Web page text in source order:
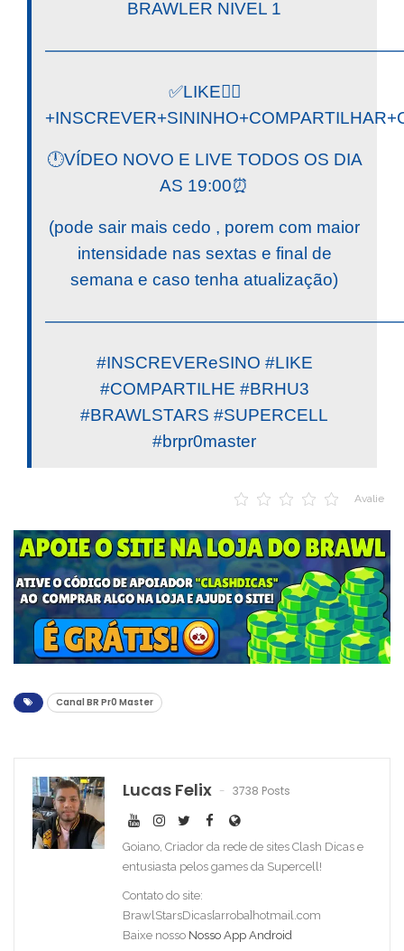
BRAWLER NIVEL 1
✅LIKE👍🏼
🕛VÍDEO NOVO E LIVE TODOS OS DIA
AS 19:00⏰
(pode sair mais cedo , porem com maior
intensidade nas sextas e final de
semana e caso tenha atualização)
#INSCREVEReSINO #LIKE
#COMPARTILHE #BRHU3
#BRAWLSTARS #SUPERCELL
#brpr0master
Avalie
Canal BR Pr0 Master
Lucas Felix 3738 Posts
Goiano, Criador da rede de sites Clash Dicas e
entusiasta pelos games da Supercell!
Contato do site:
BrawlStarsDicas[arroba]hotmail.com
Baixe nosso Nosso App Android